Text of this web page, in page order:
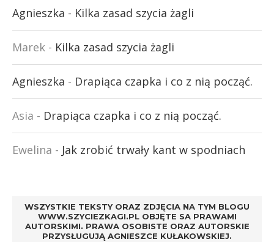
Agnieszka - Kilka zasad szycia żagli
Marek - Kilka zasad szycia żagli
Agnieszka - Drapiąca czapka i co z nią począć.
Asia - Drapiąca czapka i co z nią począć.
Ewelina - Jak zrobić trwały kant w spodniach
WSZYSTKIE TEKSTY ORAZ ZDJĘCIA NA TYM BLOGU
WWW.SZYCIEZKAGI.PL OBJĘTE SA PRAWAMI
AUTORSKIMI. PRAWA OSOBISTE ORAZ AUTORSKIE
PRZYSŁUGUJĄ AGNIESZCE KUŁAKOWSKIEJ.